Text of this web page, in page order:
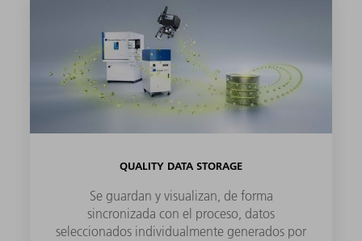
QUALITY DATA STORAGE
Se guardan y visualizan, de forma
sincronizada con el proceso, datos
seleccionados individualmente generados por